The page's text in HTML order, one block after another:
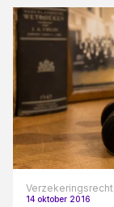
Verzekeringsrecht
14 oktober 2016